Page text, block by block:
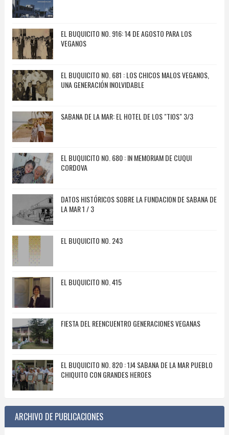
EL BUQUICITO NO. 916: 14 DE AGOSTO PARA LOS
VEGANOS
EL BUQUICITO NO. 681 : LOS CHICOS MALOS VEGANOS,
UNA GENERACIÓN INOLVIDABLE
SABANA DE LA MAR: EL HOTEL DE LOS "TIOS" 3/3
EL BUQUICITO NO. 680 : IN MEMORIAM DE CUQUI
CORDOVA
DATOS HISTÓRICOS SOBRE LA FUNDACION DE SABANA DE
LA MAR 1 / 3
EL BUQUICITO NO. 243
EL BUQUICITO NO. 415
FIESTA DEL REENCUENTRO GENERACIONES VEGANAS
EL BUQUICITO NO. 820 : 1J4 SABANA DE LA MAR PUEBLO
CHIQUITO CON GRANDES HEROES
ARCHIVO DE PUBLICACIONES